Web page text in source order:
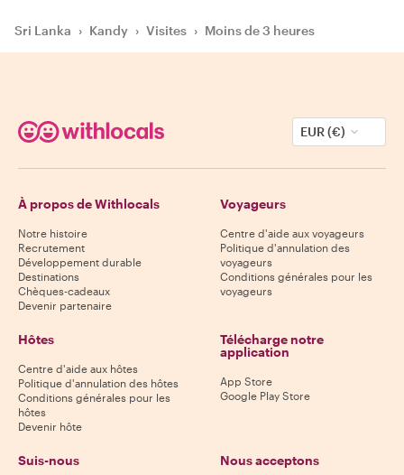
Sri Lanka › Kandy › Visites › Moins de 3 heures
EUR (€)
À propos de Withlocals
Notre histoire
Recrutement
Développement durable
Destinations
Chèques-cadeaux
Devenir partenaire
Voyageurs
Centre d'aide aux voyageurs
Politique d'annulation des
voyageurs
Conditions générales pour les
voyageurs
Hôtes
Centre d'aide aux hôtes
Politique d'annulation des hôtes
Conditions générales pour les
hôtes
Devenir hôte
Télécharge notre
application
App Store
Google Play Store
Suis-nous Nous acceptons